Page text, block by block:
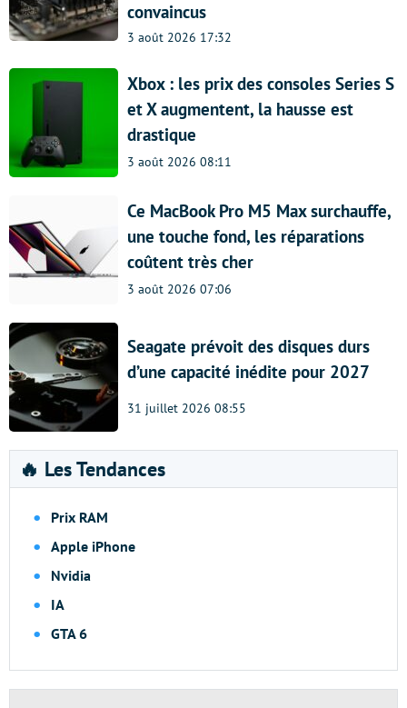
convaincus
3 août 2026 17:32
Xbox : les prix des consoles Series S
et X augmentent, la hausse est
drastique
3 août 2026 08:11
Ce MacBook Pro M5 Max surchauffe,
une touche fond, les réparations
coûtent très cher
3 août 2026 07:06
Seagate prévoit des disques durs
d’une capacité inédite pour 2027
31 juillet 2026 08:55
🔥 Les Tendances
Prix RAM
Apple iPhone
Nvidia
IA
GTA 6